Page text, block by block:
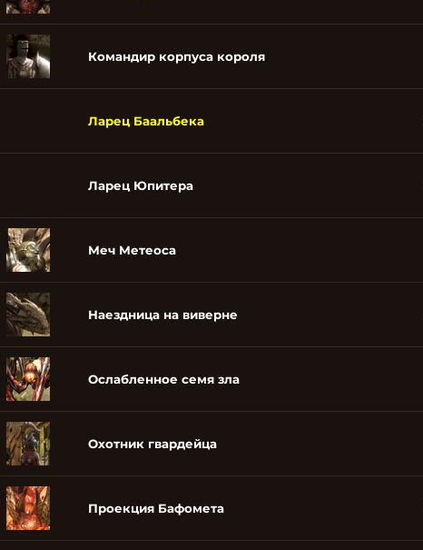
Командир корпуса короля
Ларец Баальбека
Ларец Юпитера
Меч Метеоса
Наездница на виверне
Ослабленное семя зла
Охотник гвардейца
Проекция Бафомета